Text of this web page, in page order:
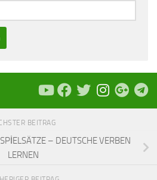
BEITRAG
– DEUTSCHE VERBEN
LERNEN